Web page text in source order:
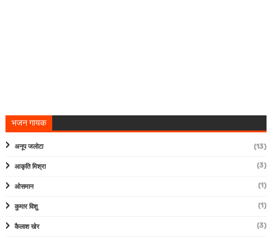
भजन गायक
अनूप जलोटा (13)
आकृति मिश्रा (3)
ओसमान (1)
कुमार विशु (1)
कैलाश खेर (3)